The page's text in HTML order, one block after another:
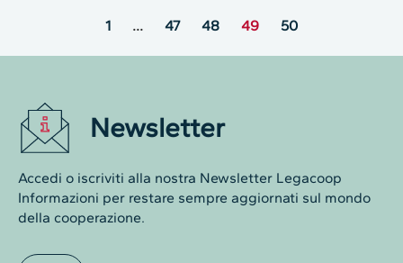
1 … 47 48 49 50
Newsletter
Accedi o iscriviti alla nostra Newsletter Legacoop
Informazioni per restare sempre aggiornati sul mondo
della cooperazione.